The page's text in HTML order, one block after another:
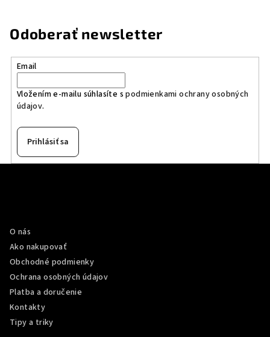
Odoberať newsletter
Email
Vložením e-mailu súhlasíte spodmienkami ochrany osobných
údajov.
Prihlásiť sa
O nás
Ako nakupovať
Obchodné podmienky
Ochrana osobných údajov
Platba a doručenie
Kontakty
Tipy a triky